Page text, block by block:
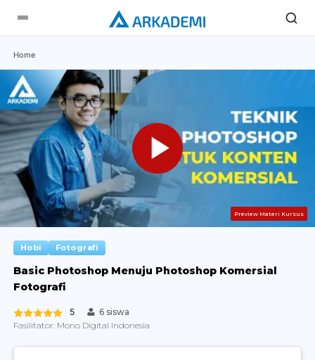
Home
Preview Materi Kursus
Hobi Fotografi
Basic Photoshop Menuju Photoshop Komersial
Fotografi
5
6 siswa
Fasilitator: Mono Digital Indonesia